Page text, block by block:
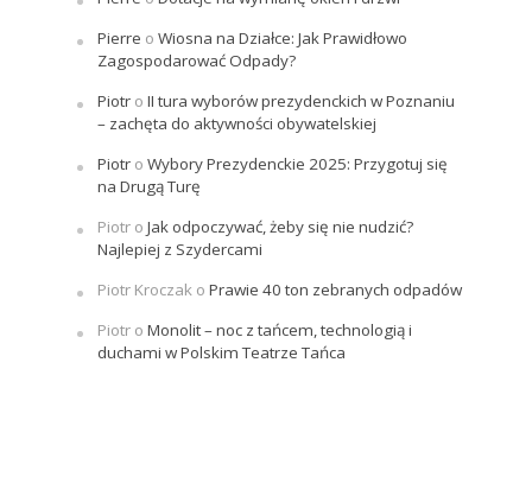
Pierre o Wiosna na Działce: Jak Prawidłowo
Zagospodarować Odpady?
Piotro II tura wyborów prezydenckich w Poznaniu
– zachęta do aktywności obywatelskiej
Piotro Wybory Prezydenckie 2025: Przygotuj się
na Drugą Turę
Piotro Jak odpoczywać, żeby się nie nudzić?
Najlepiej z Szydercami
Piotr Kroczako Prawie 40 ton zebranych odpadów
Piotro Monolit – noc z tańcem, technologią i
duchami w Polskim Teatrze Tańca